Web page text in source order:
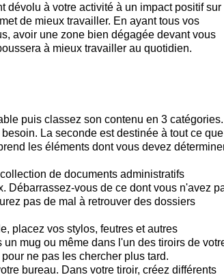
dévolu à votre activité à un impact positif sur
de mieux travailler. En ayant tous vos
avoir une zone bien dégagée devant vous
à mieux travailler au quotidien.
puis classez son contenu en 3 catégories.
La seconde est destinée à tout ce que
les éléments dont vous devez
de documents administratifs
Débarrassez-vous de ce dont vous n'avez
pas de mal à retrouver des dossiers
placez vos stylos, feutres et autres
mug ou même dans l'un des tiroirs de
ne pas les chercher plus tard.
bureau. Dans votre tiroir, créez différents